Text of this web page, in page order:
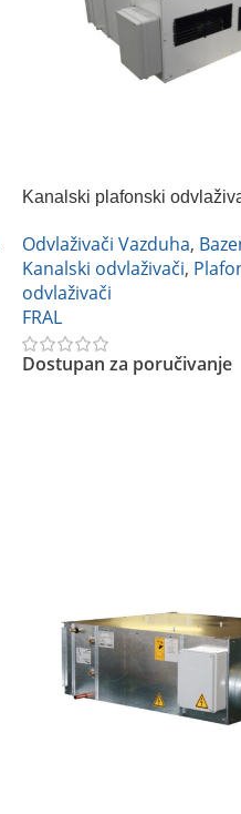
Kanalski plafonski
Odvlaživači Vazduha,
Kanalski odvlaživači,
odvlaživači
FRAL
Dostupan za poručivanje